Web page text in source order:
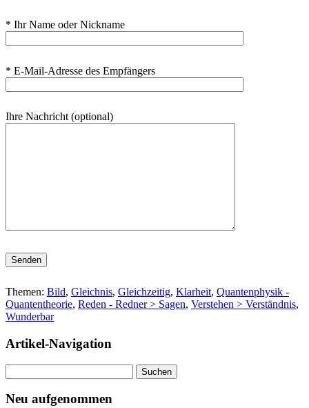
* Ihr Name oder Nickname
* E-Mail-Adresse des Empfängers
Ihre Nachricht (optional)
Bitte lasse dieses Feld leer.
Themen: Bild, Gleichnis, Gleichzeitig, Klarheit, Quantenphysik -
Quantentheorie, Reden - Redner > Sagen, Verstehen > Verständnis,
Wunderbar
Artikel-Navigation
nach:
Neu aufgenommen